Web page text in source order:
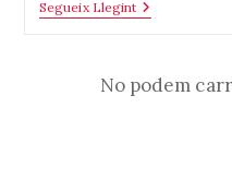
Segueix LlegintVisayas
(
No podem